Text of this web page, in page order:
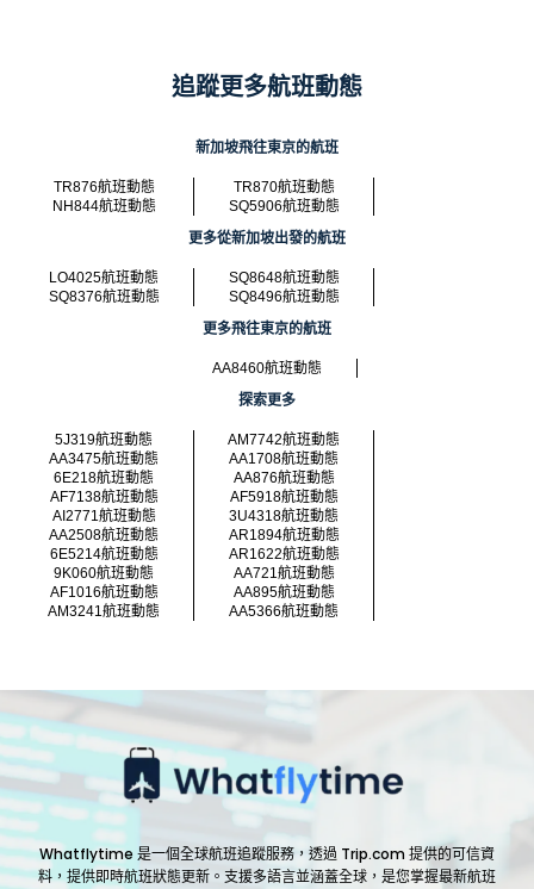
追蹤更多航班動態
新加坡飛往東京的航班
TR876航班動態
TR870航班動態
NH844航班動態
SQ5906航班動態
更多從新加坡出發的航班
LO4025航班動態
SQ8648航班動態
SQ8376航班動態
SQ8496航班動態
更多飛往東京的航班
AA8460航班動態
探索更多
5J319航班動態
AM7742航班動態
AA3475航班動態
AA1708航班動態
6E218航班動態
AA876航班動態
AF7138航班動態
AF5918航班動態
AI2771航班動態
3U4318航班動態
AA2508航班動態
AR1894航班動態
6E5214航班動態
AR1622航班動態
9K060航班動態
AA721航班動態
AF1016航班動態
AA895航班動態
AM3241航班動態
AA5366航班動態
Whatflytime 是一個全球航班追蹤服務，透過 Trip.com 提供的可信資
料，提供即時航班狀態更新。支援多語言並涵蓋全球，是您掌握最新航班